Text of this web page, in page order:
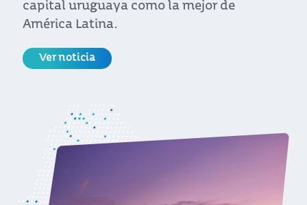
capital uruguaya como la mejor de
América Latina.
Ver noticia